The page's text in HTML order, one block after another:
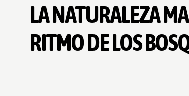
LA NATURALEZA
RITMO DE LOS